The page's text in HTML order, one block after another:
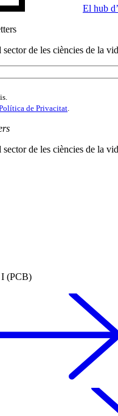
El hub
de les ciències de la
de Privacitat.
de les ciències de la
(PCB)